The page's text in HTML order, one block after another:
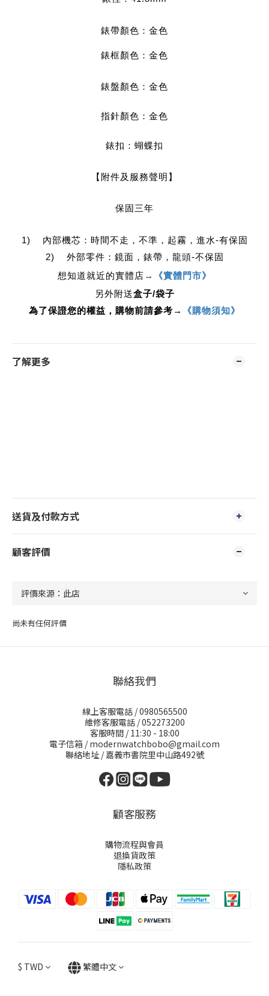
錶帶顏色：金色
錶框顏色：金色
錶盤顏色：金色
指針顏色：金色
錶扣：蝴蝶扣
【附件及服務聲明】
保固三年
1)    內部機芯：時間不走，不準，起霧，進水-有保固
2)    外部零件：鏡面，錶帶，龍頭-不保固
想知道就近的實體店 →
《實體門市》
另外附送盒子/袋子
為了保證您的權益，購物前請參考→
《購物須知》
了解更多
送貨及付款方式
顧客評價
尚未有任何評價
聯絡我們
線上客服電話 / 0980565500
維修客服電話 / 052273200
客服時間 / 11:30 - 18:00
電子信箱 / modernwatchbobo@gmail.com
聯絡地址 / 嘉義市書院里中山路492號
顧客服務
購物流程與會員
退換貨政策
隱私政策
$ TWD 繁體中文